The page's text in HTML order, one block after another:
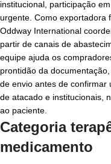
institucional, participação
urgente. Como exportadora
Oddway International
partir de canais de
equipe ajuda os
prontidão da
de envio antes de confirmar
de atacado e institucionais,
ao paciente.
Categoria
medicamento